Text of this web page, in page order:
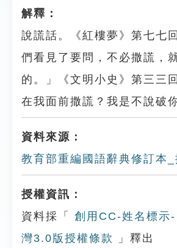
解釋：
說謊話。《紅樓夢》第七七
們看見了要問，不必撒謊，
的。」《文明小史》第三三
在我面前撒謊？我是不說破
資料來源：
教育部重編國語辭典修訂本_
授權資訊：
資料採「
創用CC-姓名標示
灣3.0版授權條款
」釋出